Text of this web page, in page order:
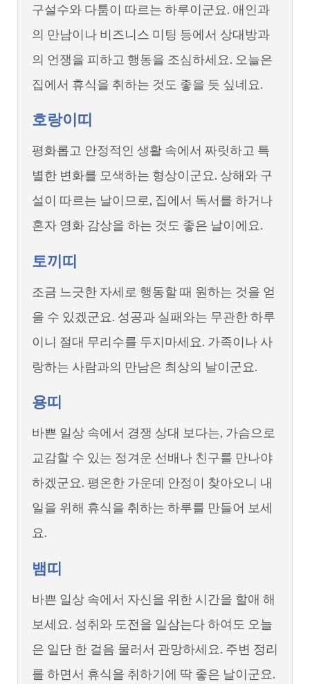
구설수와 다툼이 따르는 하루이군요. 애인과
의 만남이나 비즈니스 미팅 등에서 상대방과
의 언쟁을 피하고 행동을 조심하세요. 오늘은
집에서 휴식을 취하는 것도 좋을 듯 싶네요.
호랑이띠
평화롭고 안정적인 생활 속에서 짜릿하고 특
별한 변화를 모색하는 형상이군요. 상해와 구
설이 따르는 날이므로, 집에서 독서를 하거나
혼자 영화 감상을 하는 것도 좋은 날이에요.
토끼띠
조금 느긋한 자세로 행동할 때 원하는 것을 얻
을 수 있겠군요. 성공과 실패와는 무관한 하루
이니 절대 무리수를 두지마세요. 가족이나 사
랑하는 사람과의 만남은 최상의 날이군요.
용띠
바쁜 일상 속에서 경쟁 상대 보다는, 가슴으로
교감할 수 있는 정겨운 선배나 친구를 만나야
하겠군요. 평온한 가운데 안정이 찾아오니 내
일을 위해 휴식을 취하는 하루를 만들어 보세
요.
뱀띠
바쁜 일상 속에서 자신을 위한 시간을 할애 해
보세요. 성취와 도전을 일삼는다 하여도 오늘
은 일단 한 걸음 물러서 관망하세요. 주변 정리
를 하면서 휴식을 취하기에 딱 좋은 날이군요.